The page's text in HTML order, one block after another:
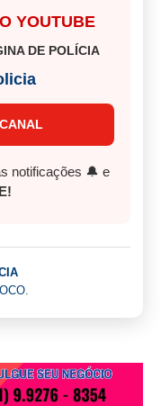
YOUTUBE
DE POLÍCIA
notificações 🔔 e